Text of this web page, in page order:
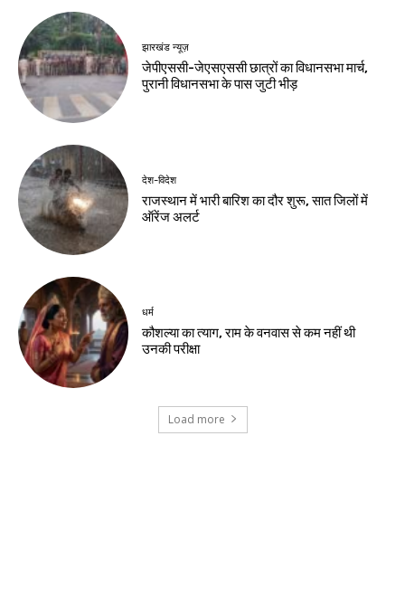
खेल
डीपीएल में सेंट्रल दिल्ली
किंग्स की रोमांचक जीत
Birsa Bhumi Live -
August 10, 2026
नवीनतम लेख
झारखंड न्यूज़